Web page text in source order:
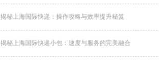
揭秘上海国际快递：操作攻略与效率提升秘笈
揭秘上海国际快递小包：速度与服务的完美融合